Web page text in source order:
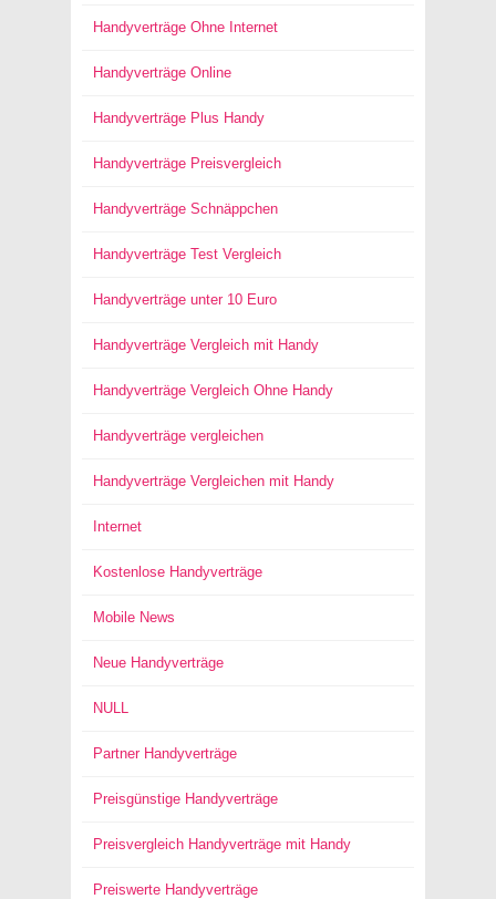
Handyverträge Ohne Internet
Handyverträge Online
Handyverträge Plus Handy
Handyverträge Preisvergleich
Handyverträge Schnäppchen
Handyverträge Test Vergleich
Handyverträge unter 10 Euro
Handyverträge Vergleich mit Handy
Handyverträge Vergleich Ohne Handy
Handyverträge vergleichen
Handyverträge Vergleichen mit Handy
Internet
Kostenlose Handyverträge
Mobile News
Neue Handyverträge
NULL
Partner Handyverträge
Preisgünstige Handyverträge
Preisvergleich Handyverträge mit Handy
Preiswerte Handyverträge